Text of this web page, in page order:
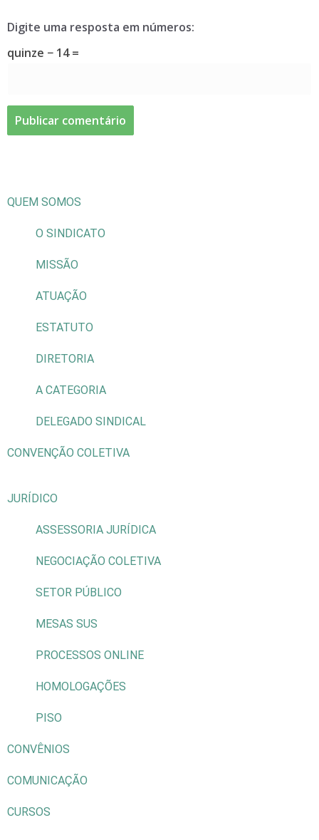
Digite uma resposta em números:
quinze − 14 =
QUEM SOMOS
O SINDICATO
MISSÃO
ATUAÇÃO
ESTATUTO
DIRETORIA
A CATEGORIA
DELEGADO SINDICAL
CONVENÇÃO COLETIVA
JURÍDICO
ASSESSORIA JURÍDICA
NEGOCIAÇÃO COLETIVA
SETOR PÚBLICO
MESAS SUS
PROCESSOS ONLINE
HOMOLOGAÇÕES
PISO
CONVÊNIOS
COMUNICAÇÃO
CURSOS